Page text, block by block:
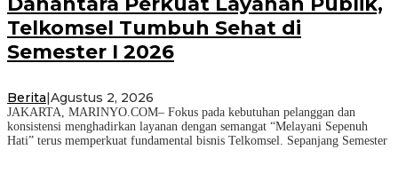
Telkomsel Tumbuh Sehat di
Semester I 2026
Berita Agustus 2, 2026
JAKARTA, MARINYO.COM– Fokus pada kebutuhan pelanggan dan
konsistensi menghadirkan layanan dengan semangat “Melayani Sepenuh
Hati” terus memperkuat fundamental bisnis Telkomsel. Sepanjang Semester